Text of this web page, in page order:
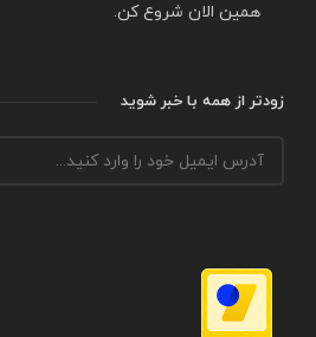
همین الان شروع کن.
زودتر از همه با خبر شوید